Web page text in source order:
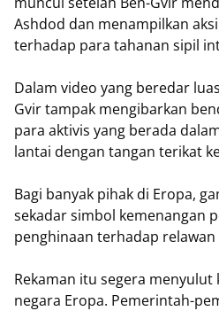
Ashdod dan menampilkan
terhadap para tahanan sipil
Dalam video yang beredar
Gvir tampak mengibarkan
para aktivis yang berada
lantai dengan tangan terikat
Bagi banyak pihak di Eropa,
sekadar simbol kemenangan
penghinaan terhadap
Rekaman itu segera menyulut
negara Eropa. Pemerintah-